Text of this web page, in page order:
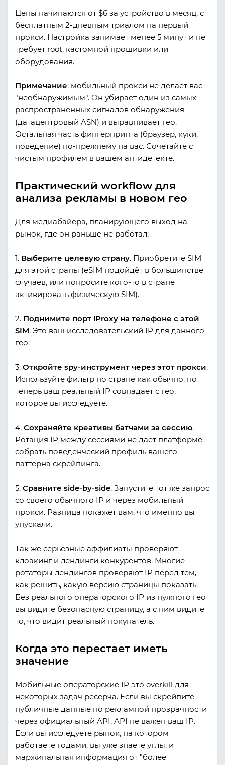
Цены начинаются от $6 за устройство в месяц, с
бесплатным 2-дневным триалом на первый
прокси. Настройка занимает менее 5 минут и не
требует root, кастомной прошивки или
оборудования.
Примечание: мобильный прокси не делает вас
"необнаружимым". Он убирает один из самых
распространённых сигналов обнаружения
(датацентровый ASN) и выравнивает гео.
Остальная часть фингерпринта (браузер, куки,
поведение) по-прежнему на вас. Сочетайте с
чистым профилем в вашем антидетекте.
Практический workflow для
анализа рекламы в новом гео
Для медиабайера, планирующего выход на
рынок, где он раньше не работал:
1. Выберите целевую страну. Приобретите SIM
для этой страны (eSIM подойдёт в большинстве
случаев, или попросите кого-то в стране
активировать физическую SIM).
2. Поднимите порт iProxy на телефоне с этой
SIM. Это ваш исследовательский IP для данного
гео.
3. Откройте spy-инструмент через этот прокси.
Используйте фильтр по стране как обычно, но
теперь ваш реальный IP совпадает с гео,
которое вы исследуете.
4. Сохраняйте креативы батчами за сессию.
Ротация IP между сессиями не даёт платформе
собрать поведенческий профиль вашего
паттерна скрейпинга.
5. Сравните side-by-side. Запустите тот же запрос
со своего обычного IP и через мобильный
прокси. Разница покажет вам, что именно вы
упускали.
Так же серьёзные аффилиаты проверяют
клоакинг и лендинги конкурентов. Многие
ротаторы лендингов проверяют IP перед тем,
как решить, какую версию страницы показать.
Без реального операторского IP из нужного гео
вы видите безопасную страницу, а с ним видите
то, что видит реальный покупатель.
Когда это перестает иметь
значение
Мобильные операторские IP это overkill для
некоторых задач ресёрча. Если вы скрейпите
публичные данные по рекламной прозрачности
через официальный API, API не важен ваш IP.
Если вы исследуете рынок, на котором
работаете годами, вы уже знаете углы, и
маржинальная информация от "более